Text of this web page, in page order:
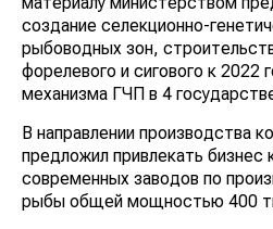
создание селекционно-
рыбоводных зон,
форелевого и сигового к 2022
механизма ГЧП в 4
В направлении производства
предложил привлекать бизнес
современных заводов по
рыбы общей мощностью 400